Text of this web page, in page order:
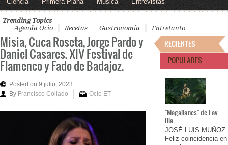
Trending Topics
Agenda Ocio
Recetas Gastronomía Entretanto
Misia, Cuca Roseta, Jorge Pardo y
Daniel Casares. XIV Festival de
Flamenco y Fado de Badajoz.
Posted on 9 julio, 2023
By Francisco Collado Ocio ET
RECIENTES
POPULARES
"Magallanes" de Lav
Dia…
JOSÉ LUIS MUÑOZ
Feliz coincidencia en